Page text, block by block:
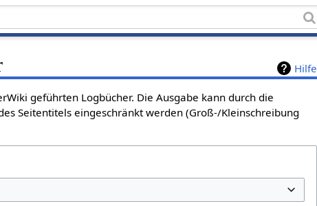
Hilfe
geführten Logbücher. Die Ausgabe kann durch die
Seitentitels eingeschränkt werden (Groß-/Kleinschreibung